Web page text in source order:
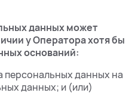
данных может
у Оператора хотя бы
оснований:
персональных данных на
данных; и (или)